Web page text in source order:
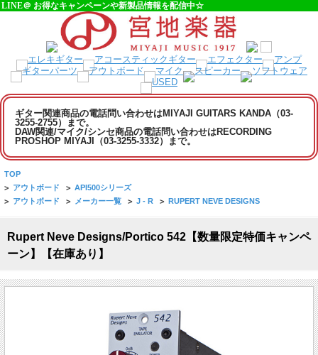
LINE＠ お得なキャンペーンや新製品情報を配信中☆
ギター関連商品の電話問い合わせはMIYAJI GUITARS KANDA（03-
3255-2755）まで。
DAW関連/マイク/シンセ商品の電話問い合わせはRECORDING
PROSHOP MIYAJI（03-3255-3332）まで。
TOP
> アウトボード > API500シリーズ
> アウトボード > メーカー一覧 > J - R > RUPERT NEVE DESIGNS
Rupert Neve Designs/Portico 542【数量限定特価キャンペ
ーン】【在庫あり】